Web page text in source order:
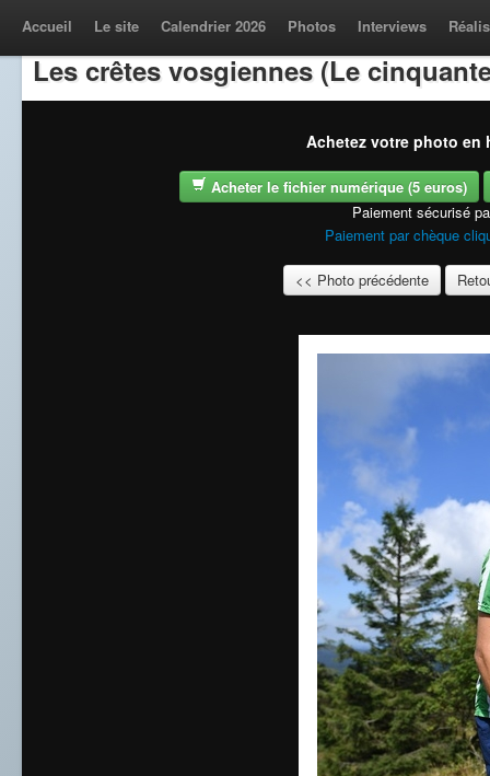
Accueil Le site Calendrier 2026 Photos Interviews
Les crêtes vosgiennes (Le
Achetez votre photo en
Acheter le fichier numérique (5 euros)
Paiement sécurisé
Paiement par chèque
<< Photo précédente